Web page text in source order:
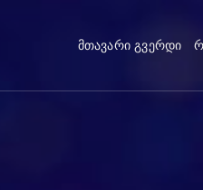
მთავარი გვერდი